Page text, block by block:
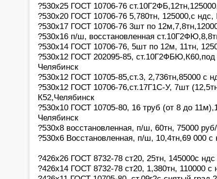
?530х25 ГОСТ 10706-76
?530х20 ГОСТ 10706-76 5,780тн, 125000,с ндс,
?530х17 ГОСТ 10706-76 3шт по
?530х16 п/ш, восстановленная
?530х14 ГОСТ 10706-76, 5шт по 12м, 11тн,
?530х12 ГОСТ 202095-85,
Челябинск
?530х12 ГОСТ 10705-85,ст.3, 2,736тн,85000 с
?530х12 ГОСТ 10706-76,ст.17Г1С-У, 7шт
К52,Челябинск
?530х10 ГОСТ 10705-80, 16 труб (от 8 до
Челябинск
?530х8 восстановленная, п/ш, 60тн, 75000
?530х6 Восстановленная, п/ш, 10,4тн,69 000 с
?426х26 ГОСТ 8732-78 ст20, 25тн, 145000с
?426х14 ГОСТ 8732-78 ст20, 1,380тн, 110000